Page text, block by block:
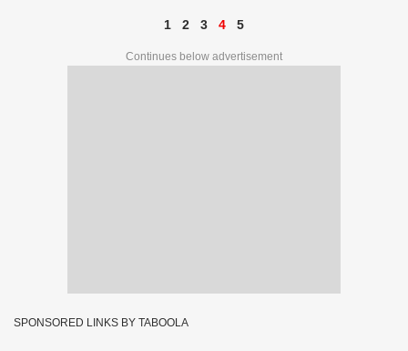
1 2 3 4 5
Continues below advertisement
SPONSORED LINKS BY TABOOLA